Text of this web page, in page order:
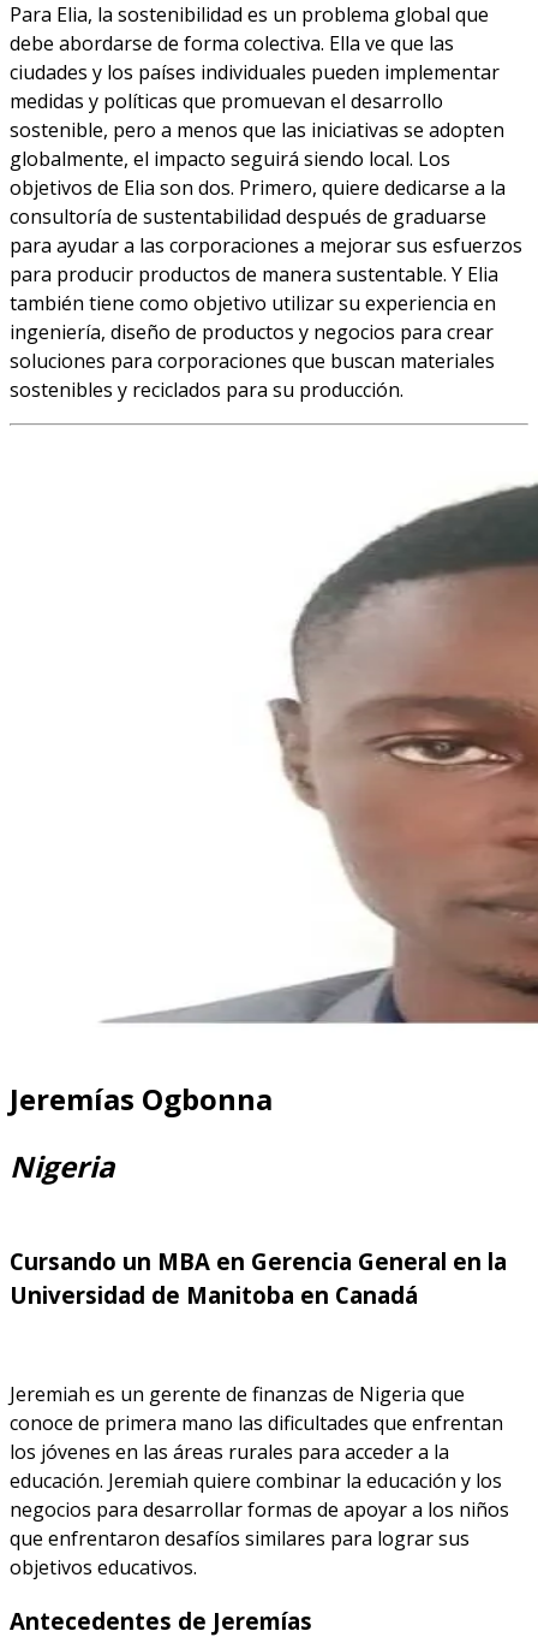
Para Elia, la sostenibilidad es un problema global que
debe abordarse de forma colectiva. Ella ve que las
ciudades y los países individuales pueden implementar
medidas y políticas que promuevan el desarrollo
sostenible, pero a menos que las iniciativas se adopten
globalmente, el impacto seguirá siendo local. Los
objetivos de Elia son dos. Primero, quiere dedicarse a la
consultoría de sustentabilidad después de graduarse
para ayudar a las corporaciones a mejorar sus esfuerzos
para producir productos de manera sustentable. Y Elia
también tiene como objetivo utilizar su experiencia en
ingeniería, diseño de productos y negocios para crear
soluciones para corporaciones que buscan materiales
sostenibles y reciclados para su producción.
Jeremías Ogbonna
Nigeria
Cursando un MBA en Gerencia General en la
Universidad de Manitoba en Canadá
Jeremiah es un gerente de finanzas de Nigeria que
conoce de primera mano las dificultades que enfrentan
los jóvenes en las áreas rurales para acceder a la
educación. Jeremiah quiere combinar la educación y los
negocios para desarrollar formas de apoyar a los niños
que enfrentaron desafíos similares para lograr sus
objetivos educativos.
Antecedentes de Jeremías